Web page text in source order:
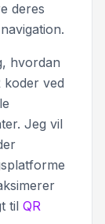
deres
hvordan
koder ved
Jeg vil
til QR